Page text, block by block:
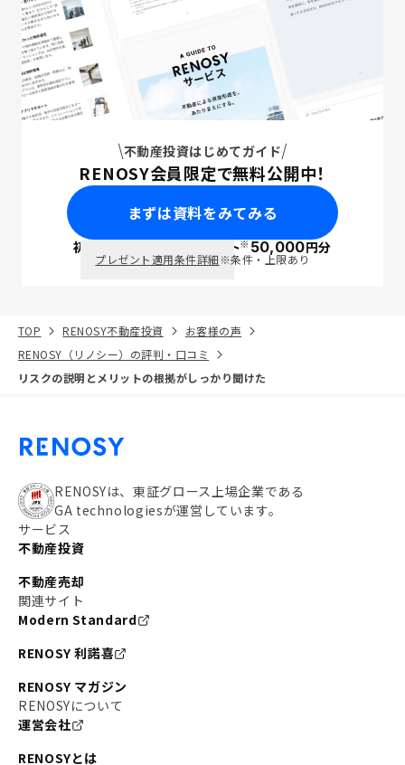
不動産投資はじめてガイド
RENOSY会員限定で無料公開中！
まずは資料をみてみる
初回面談で ポイント※50,000円分
プレゼント適用条件詳細※条件・上限あり
TOP RENOSY不動産投資
お客様の声
RENOSY（リノシー）の評判・口コミ
リスクの説明とメリットの根拠がしっかり聞けた
RENOSYは、東証グロース上場企業である
GA technologiesが運営しています。
サービス
不動産投資
不動産売却
関連サイト
Modern Standard
RENOSY 利諾喜
RENOSY マガジン
RENOSYについて
運営会社
RENOSYとは